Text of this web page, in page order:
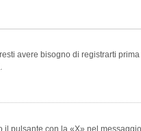
avere bisogno di registrarti
pulsante con la «X» nel